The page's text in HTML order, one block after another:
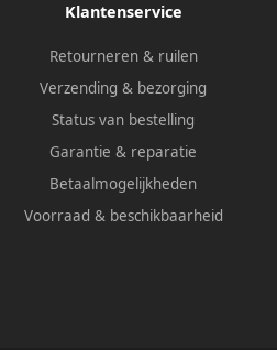
Klantenservice
Retourneren & ruilen
Verzending & bezorging
Status van bestelling
Garantie & reparatie
Betaalmogelijkheden
Voorraad & beschikbaarheid